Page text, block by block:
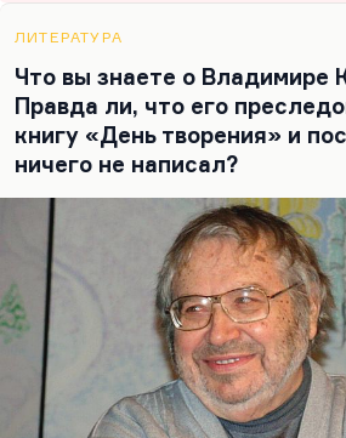
ЛИТЕРАТУРА
Что вы знаете о Владимире
Правда ли, что его
книгу «День творения» и
ничего не написал?